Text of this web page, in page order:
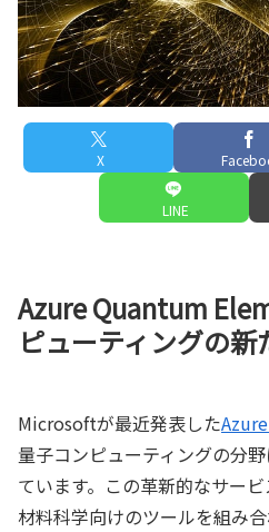
X
LINE
Azure Quantum
ピューティングの新
Microsoftが最近発表した
量子コンピューティングの分
ています。この革新的なサー
材料科学向けのツールを組み